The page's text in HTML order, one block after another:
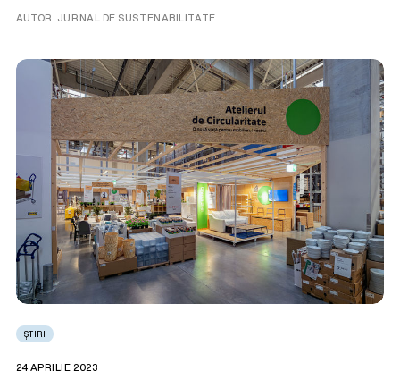
AUTOR. JURNAL DE SUSTENABILITATE
ȘTIRI
24 APRILIE 2023